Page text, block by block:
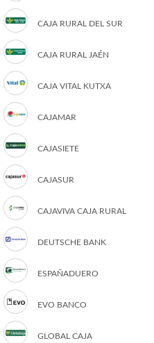
CAJA RURAL DEL SUR
CAJA RURAL JAÉN
CAJA VITAL KUTXA
CAJAMAR
CAJASIETE
CAJASUR
CAJAVIVA CAJA RURAL
DEUTSCHE BANK
ESPAÑADUERO
EVO BANCO
GLOBAL CAJA